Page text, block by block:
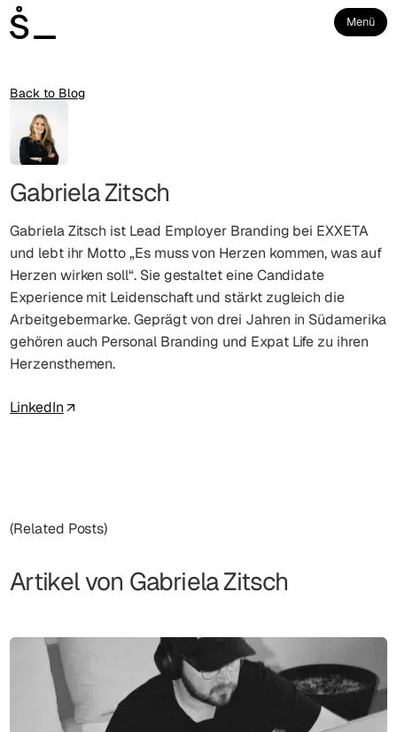
Menü
Back to Blog
Gabriela Zitsch
Gabriela Zitsch ist Lead Employer Branding bei EXXETA
und lebt ihr Motto „Es muss von Herzen kommen, was auf
Herzen wirken soll“. Sie gestaltet eine Candidate
Experience mit Leidenschaft und stärkt zugleich die
Arbeitgebermarke. Geprägt von drei Jahren in Südamerika
gehören auch Personal Branding und Expat Life zu ihren
Herzensthemen.
LinkedIn
(Related Posts)
Artikel von Gabriela Zitsch